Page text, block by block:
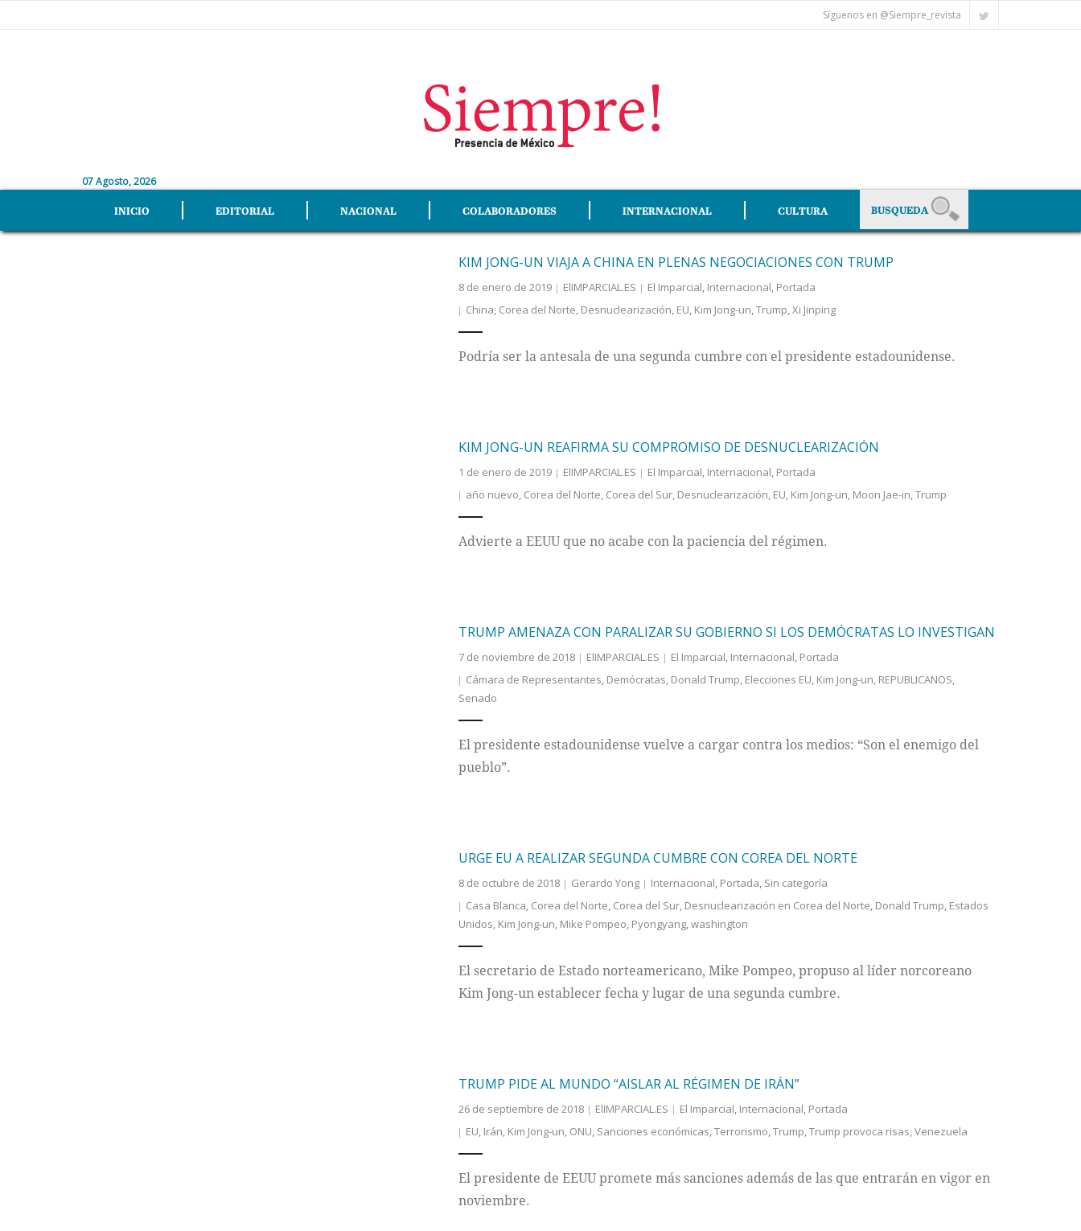
Síguenos en @Siempre_revista
07 Agosto, 2026
INICIO EDITORIAL NACIONAL COLABORADORES INTERNACIONAL CULTURA
KIM JONG-UN VIAJA A CHINA EN PLENAS NEGOCIACIONES CON TRUMP
8 de enero de 2019 ElIMPARCIAL.ES El Imparcial, Internacional, Portada
China, Corea del Norte, Desnuclearización, EU, Kim Jong-un,Trump,Xi Jinping
Podría ser la antesala de una segunda cumbre con el presidente estadounidense.
KIM JONG-UN REAFIRMA SU COMPROMISO DE DESNUCLEARIZACIÓN
1 de enero de 2019 ElIMPARCIAL.ES El Imparcial, Internacional, Portada
año nuevo, Corea del Norte, Corea del Sur, Desnuclearización, EU, Kim Jong-un, Moon Jae-in,Trump
Advierte a EEUU que no acabe con la paciencia del régimen.
TRUMP AMENAZA CON PARALIZAR SU GOBIERNO SI LOS DEMÓCRATAS LO INVESTIGAN
7 de noviembre de 2018 ElIMPARCIAL.ES El Imparcial, Internacional, Portada
Cámara de Representantes, Demócratas, Donald Trump, Elecciones EU, Kim Jong-un, REPUBLICANOS,
Senado
El presidente estadounidense vuelve a cargar contra los medios: “Son el enemigo del
pueblo”.
URGE EU A REALIZAR SEGUNDA CUMBRE CON COREA DEL NORTE
8 de octubre de 2018 Gerardo Yong Internacional, Portada, Sin categoría
Casa Blanca, Corea del Norte, Corea del Sur, Desnuclearización en Corea del Norte, Donald Trump, Estados
Unidos, Kim Jong-un, Mike Pompeo, Pyongyang,washington
El secretario de Estado norteamericano, Mike Pompeo, propuso al líder norcoreano
Kim Jong-un establecer fecha y lugar de una segunda cumbre.
TRUMP PIDE AL MUNDO “AISLAR AL RÉGIMEN DE IRÁN”
26 de septiembre de 2018 ElIMPARCIAL.ES El Imparcial, Internacional, Portada
EU, Irán, Kim Jong-un, ONU, Sanciones económicas,Terrorismo,Trump,Trump provoca risas,Venezuela
El presidente de EEUU promete más sanciones además de las que entrarán en vigor en
noviembre.